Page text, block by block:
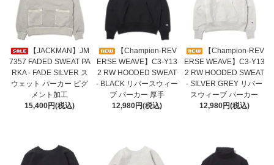
【JACKMAN】JM
7357 FADED SWEAT PA
RKA - FADE SILVER ス
ウェット パーカー ピグ
メント加工
15,400円(税込)
【Champion-REV
ERSE WEAVE】C3-Y13
2 RW HOODED SWEAT
- BLACK リバースウィー
ブ パーカー 厚手
12,980円(税込)
【Champion-REV
ERSE WEAVE】C3-Y13
2 RW HOODED SWEAT
- SILVER GREY リバー
スウィーブ パーカー
12,980円(税込)